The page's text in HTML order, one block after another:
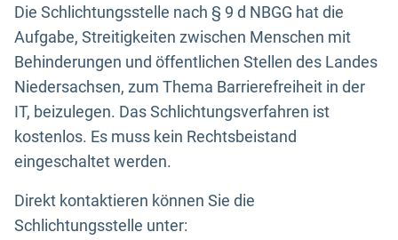
Die Schlichtungsstelle nach § 9 d NBGG hat die
Aufgabe, Streitigkeiten zwischen Menschen mit
Behinderungen und öffentlichen Stellen des Landes
Niedersachsen, zum Thema Barrierefreiheit in der
IT, beizulegen. Das Schlichtungsverfahren ist
kostenlos. Es muss kein Rechtsbeistand
eingeschaltet werden.
Direkt kontaktieren können Sie die
Schlichtungsstelle unter: